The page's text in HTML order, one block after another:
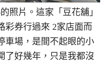
照片。這家「豆花舖」
彩券行過來 2家店面而
車場，是間不起眼的小
了好幾年，只是我都沒